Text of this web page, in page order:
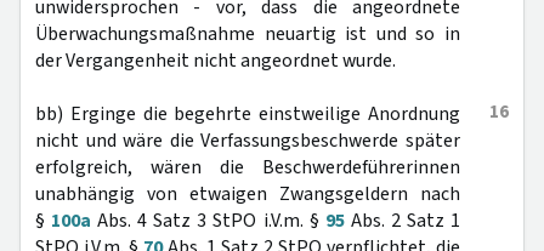
unwidersprochen - vor, dass die angeordnete
Überwachungsmaßnahme neuartig ist und so in
der Vergangenheit nicht angeordnet wurde.
16
bb) Erginge die begehrte einstweilige Anordnung
nicht und wäre die Verfassungsbeschwerde später
erfolgreich, wären die Beschwerdeführerinnen
unabhängig von etwaigen Zwangsgeldern nach
§ 100a Abs. 4 Satz 3 StPO i.V.m. § 95Abs. 2 Satz 1